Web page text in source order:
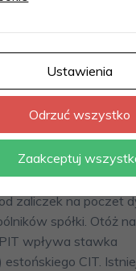
wypłaty tego
wypłacany.
prezentowana w
problemami
kontekście
zaliczek na poczet
spółki. Otóż
wpływa stawka
estońskiego CIT.
Ustawienia
Odrzuć wszystko
Zaakceptuj